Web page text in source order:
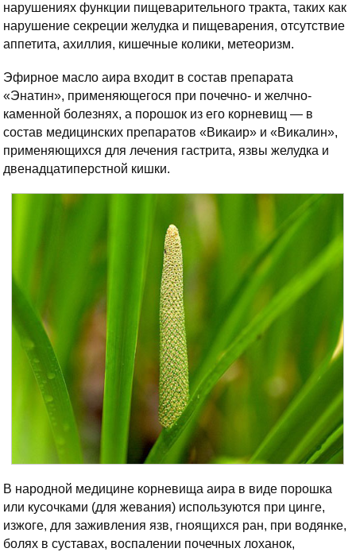
нарушениях функции пищеварительного тракта, таких как
нарушение секреции желудка и пищеварения, отсутствие
аппетита, ахиллия, кишечные колики, метеоризм.
Эфирное масло аира входит в состав препарата
«Энатин», применяющегося при почечно- и желчно-
каменной болезнях, а порошок из его корневищ — в
состав медицинских препаратов «Викаир» и «Викалин»,
применяющихся для лечения гастрита, язвы желудка и
двенадцатиперстной кишки.
В народной медицине корневища аира в виде порошка
или кусочками (для жевания) используются при цинге,
изжоге, для заживления язв, гноящихся ран, при водянке,
болях в суставах, воспалении почечных лоханок,